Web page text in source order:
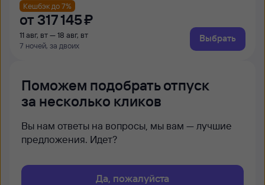
Кешбэк до 7%
от 317 ⁠145 ⁠₽
11 авг, вт — 18 авг, вт
7 ночей, за двоих
Выбрать
Поможем подобрать отпуск
за несколько кликов
Вы нам ответы на вопросы, мы вам — лучшие
предложения. Идет?
Да, пожалуйста